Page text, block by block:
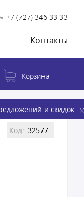
+7 (727) 346 33 33
Контакты
и скидок
Корзина
Код: 32577